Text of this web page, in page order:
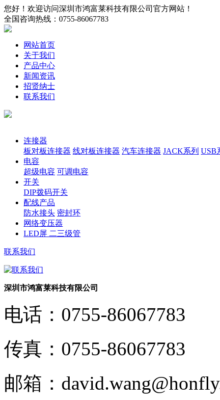
您好！欢迎访问深圳市鸿富莱科技有限公司官方网站！
全国咨询热线： 0755-86067783
网站首页
关于我们
产品中心
新闻资讯
招贤纳士
联系我们
连接器
板对板连接器 线对板连接器 汽车连接器 JACK系列 USB
电容
超级电容 可调电容
开关
DIP拨码开关
配线产品
防水接头 密封环
网络变压器
LED屏 二三级管
联系我们
深圳市鸿富莱科技有限公司
电话： 0755-86067783
传真： 0755-86067783
邮箱：